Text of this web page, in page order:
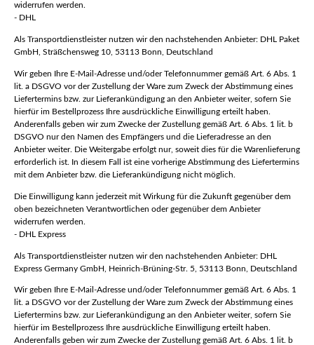
widerrufen werden.
- DHL
Als Transportdienstleister nutzen wir den nachstehenden Anbieter: DHL Paket
GmbH, Sträßchensweg 10, 53113 Bonn, Deutschland
Wir geben Ihre E-Mail-Adresse und/oder Telefonnummer gemäß Art. 6 Abs. 1
lit. a DSGVO vor der Zustellung der Ware zum Zweck der Abstimmung eines
Liefertermins bzw. zur Lieferankündigung an den Anbieter weiter, sofern Sie
hierfür im Bestellprozess Ihre ausdrückliche Einwilligung erteilt haben.
Anderenfalls geben wir zum Zwecke der Zustellung gemäß Art. 6 Abs. 1 lit. b
DSGVO nur den Namen des Empfängers und die Lieferadresse an den
Anbieter weiter. Die Weitergabe erfolgt nur, soweit dies für die Warenlieferung
erforderlich ist. In diesem Fall ist eine vorherige Abstimmung des Liefertermins
mit dem Anbieter bzw. die Lieferankündigung nicht möglich.
Die Einwilligung kann jederzeit mit Wirkung für die Zukunft gegenüber dem
oben bezeichneten Verantwortlichen oder gegenüber dem Anbieter
widerrufen werden.
- DHL Express
Als Transportdienstleister nutzen wir den nachstehenden Anbieter: DHL
Express Germany GmbH, Heinrich-Brüning-Str. 5, 53113 Bonn, Deutschland
Wir geben Ihre E-Mail-Adresse und/oder Telefonnummer gemäß Art. 6 Abs. 1
lit. a DSGVO vor der Zustellung der Ware zum Zweck der Abstimmung eines
Liefertermins bzw. zur Lieferankündigung an den Anbieter weiter, sofern Sie
hierfür im Bestellprozess Ihre ausdrückliche Einwilligung erteilt haben.
Anderenfalls geben wir zum Zwecke der Zustellung gemäß Art. 6 Abs. 1 lit. b